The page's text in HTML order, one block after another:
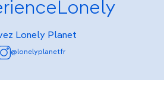
Lonely Planet
@lonelyplanetfr